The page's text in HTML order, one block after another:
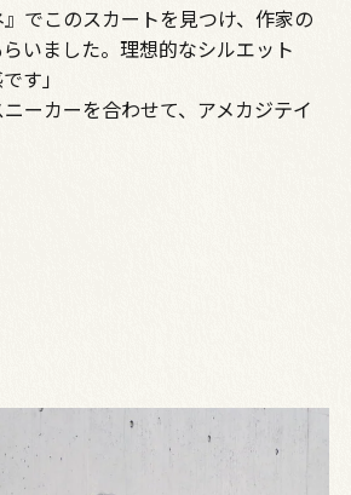
でこのスカートを見つけ、作家の
いました。理想的なシルエット
す」
ーカーを合わせて、アメカジテイ